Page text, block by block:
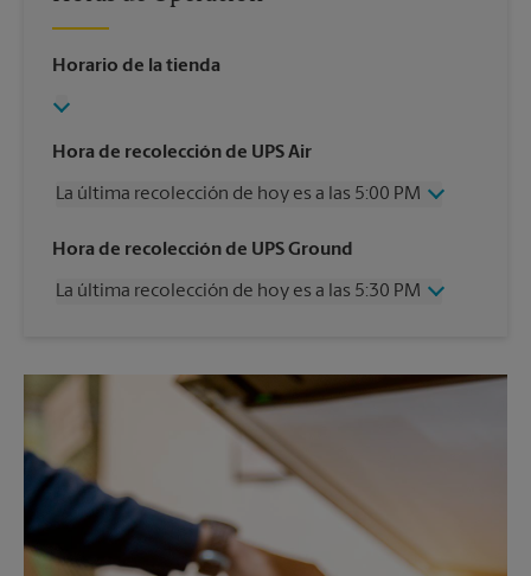
Horario de la tienda
Hora de recolección de UPS Air
La última recolección de hoy es a las 5:00 PM
Miércoles
5:00 PM
Viernes
5:00 PM
Lunes
5:00 PM
5:00 PM
Hora de recolección de UPS Ground
La última recolección de hoy es a las 5:30 PM
Viernes
5:30 PM
Sin Recolección
Domingo
Sin Recolección
Lunes
5:30 PM
Martes